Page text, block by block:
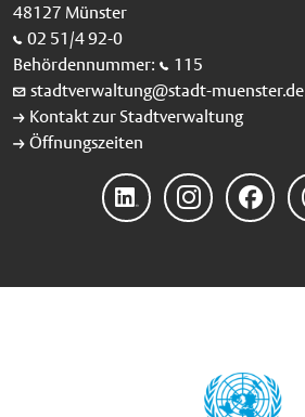
48127 Münster
02 51/4 92-0
Behördennummer:
115
stadtverwaltung@stadt-muenster.de
Kontakt zur Stadtverwaltung
Öffnungszeiten